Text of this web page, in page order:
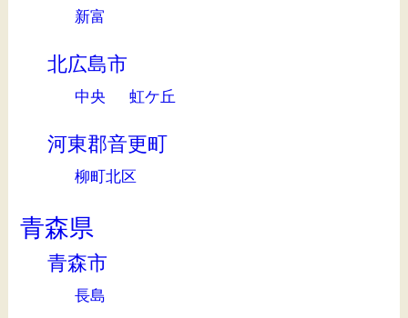
新富
北広島市
中央 虹ケ丘
河東郡音更町
柳町北区
青森県
青森市
長島